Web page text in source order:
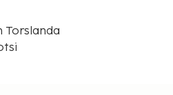
mi
Göteborg (GOT-
mi
pysäköinti. Seuraavat
Torslanda